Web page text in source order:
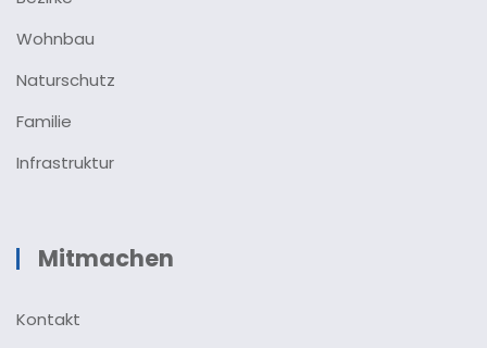
Wohnbau
Naturschutz
Familie
Infrastruktur
Mitmachen
Kontakt